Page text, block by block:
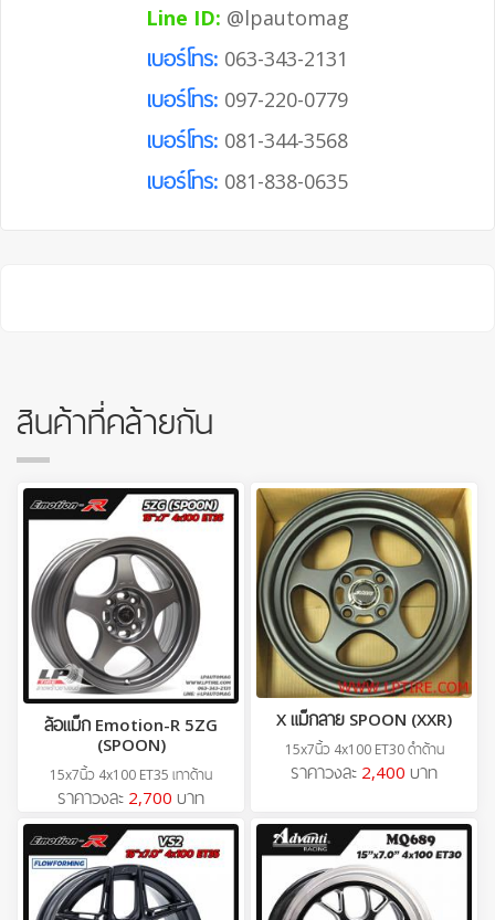
Line ID: @lpautomag
เบอร์โทร: 063-343-2131
เบอร์โทร: 097-220-0779
เบอร์โทร: 081-344-3568
เบอร์โทร: 081-838-0635
สินค้าที่คล้ายกัน
ล้อแม็ก Emotion-R 5ZG
(SPOON)
15x7นิ้ว 4x100 ET35 เทาด้าน
ราคาวงละ 2,700 บาท
X แม็กลาย SPOON (XXR)
15x7นิ้ว 4x100 ET30 ดำด้าน
ราคาวงละ 2,400 บาท